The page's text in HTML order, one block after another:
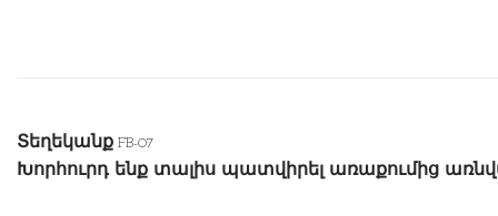
Տեղեկանք FB-07
Խորհուրդ ենք տալիս պատվիրել առաքումից